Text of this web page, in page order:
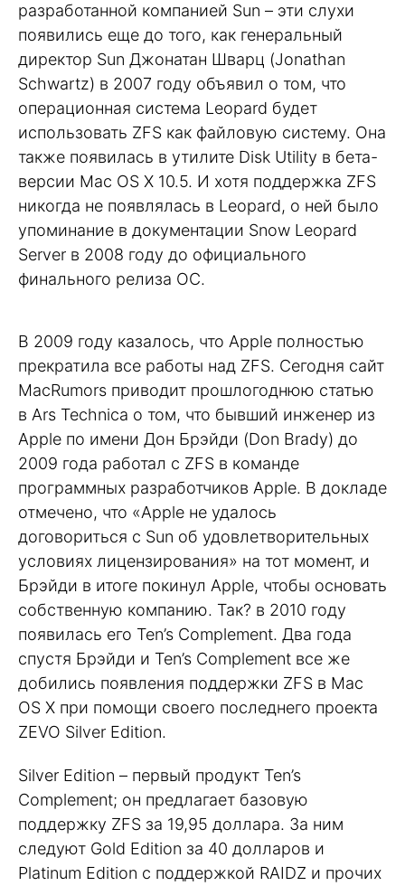
разработанной компанией Sun – эти слухи
появились еще до того, как генеральный
директор Sun Джонатан Шварц (Jonathan
Schwartz) в 2007 году объявил о том, что
операционная система Leopard будет
использовать ZFS как файловую систему. Она
также появилась в утилите Disk Utility в бета-
версии Mac OS X 10.5. И хотя поддержка ZFS
никогда не появлялась в Leopard, о ней было
упоминание в документации Snow Leopard
Server в 2008 году до официального
финального релиза ОС.
В 2009 году казалось, что Apple полностью
прекратила все работы над ZFS. Сегодня сайт
MacRumors приводит прошлогоднюю статью
в Ars Technica о том, что бывший инженер из
Apple по имени Дон Брэйди (Don Brady) до
2009 года работал с ZFS в команде
программных разработчиков Apple. В докладе
отмечено, что «Apple не удалось
договориться с Sun об удовлетворительных
условиях лицензирования» на тот момент, и
Брэйди в итоге покинул Apple, чтобы основать
собственную компанию. Так? в 2010 году
появилась его Ten’s Complement. Два года
спустя Брэйди и Ten’s Complement все же
добились появления поддержки ZFS в Mac
OS X при помощи своего последнего проекта
ZEVO Silver Edition.
Silver Edition – первый продукт Ten’s
Complement; он предлагает базовую
поддержку ZFS за 19,95 доллара. За ним
следуют Gold Edition за 40 долларов и
Platinum Edition с поддержкой RAIDZ и прочих